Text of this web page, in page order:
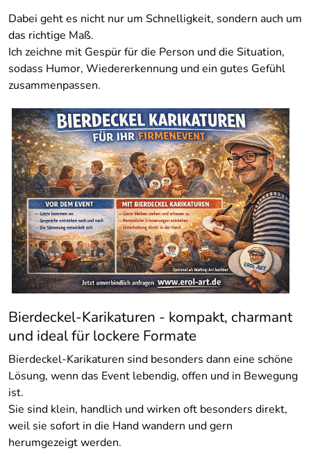
Dabei geht es nicht nur um Schnelligkeit, sondern auch um
das richtige Maß.
Ich zeichne mit Gespür für die Person und die Situation,
sodass Humor, Wiedererkennung und ein gutes Gefühl
zusammenpassen.
Bierdeckel-Karikaturen - kompakt, charmant
und ideal für lockere Formate
Bierdeckel-Karikaturen sind besonders dann eine schöne
Lösung, wenn das Event lebendig, offen und in Bewegung
ist.
Sie sind klein, handlich und wirken oft besonders direkt,
weil sie sofort in die Hand wandern und gern
herumgezeigt werden.